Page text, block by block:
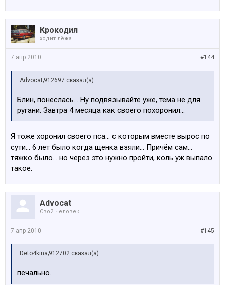
Крокодил
ходит лёжа
#144
7 апр 2010
Advocat;912697 сказал(а):
Блин, понеслась... Ну подвязывайте уже, тема не для
ругани. Завтра 4 месяца как своего похоронил...
Я тоже хоронил своего пса... с которым вместе вырос по
сути... 6 лет было когда щенка взяли... Причём сам...
тяжко было... но через это нужно пройти, коль уж выпало
такое.
Advocat
Свой человек
#145
7 апр 2010
Deto4kina;912702 сказал(а):
печально..